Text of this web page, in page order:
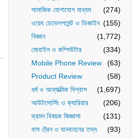
সামাজিক যোগাযোগ মাধ্যম
(274)
ওয়েব ডেভেলপমেন্ট ও ডিজাইন (155)
বিজ্ঞান
(1,772)
মোবাইল ও কম্পিউটার
(334)
Mobile Phone Review
(63)
Product Review
(58)
ধর্ম ও আধ্যাত্মিক বিশ্বাস
(1,697)
আউটসোর্সিং ও ক্যারিয়ার
(206)
ভ্রমন বিষয়ক জিজ্ঞাসা
(131)
বাস ট্রেন ও যানবাহনের তথ্য
(93)